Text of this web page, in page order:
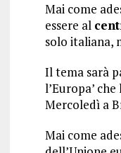
Mai come
essere al
solo italiana,
Il tema sarà
l’Europa’
Mercoledì a
Mai come